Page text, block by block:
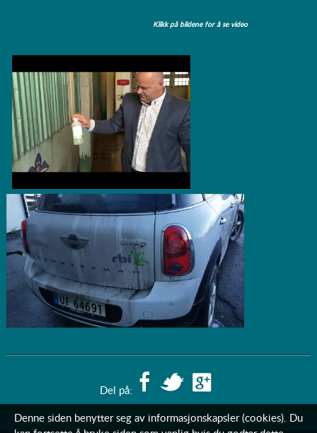
Klikk på bildene for å se video
Del på:
Denne siden benytter seg av informasjonskapsler (cookies). Du